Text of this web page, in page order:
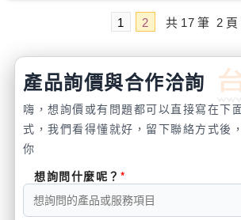
1 2 共 17 筆 2 頁
產品詢價與合作洽詢
嗨，想詢價或有問題都可以直接寫在下
式，我們看得懂就好，留下聯絡方式後
你
想詢問什麼呢？